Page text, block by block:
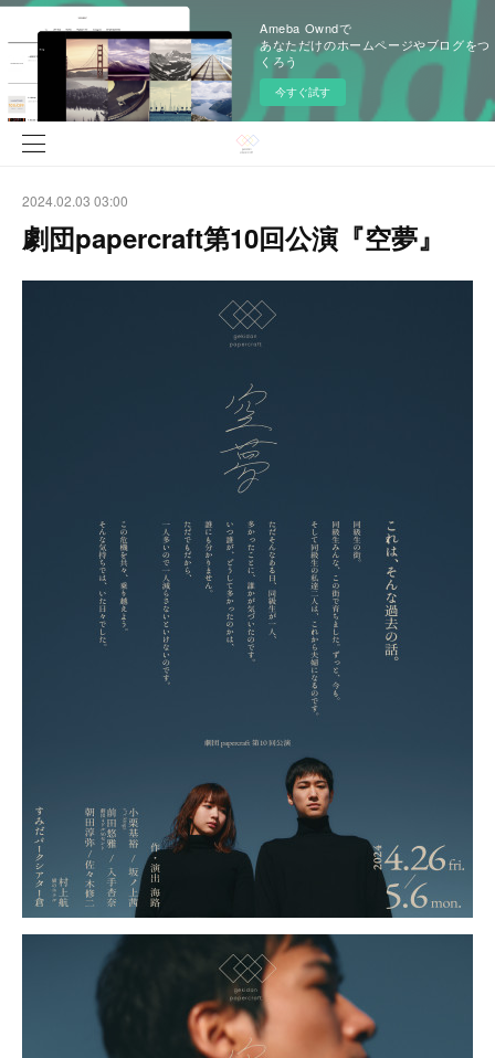
Ameba Owndで
あなただけのホームページやブログをつ
くろう
今すぐ試す
2024.02.03 03:00
劇団papercraft第10回公演『空夢』